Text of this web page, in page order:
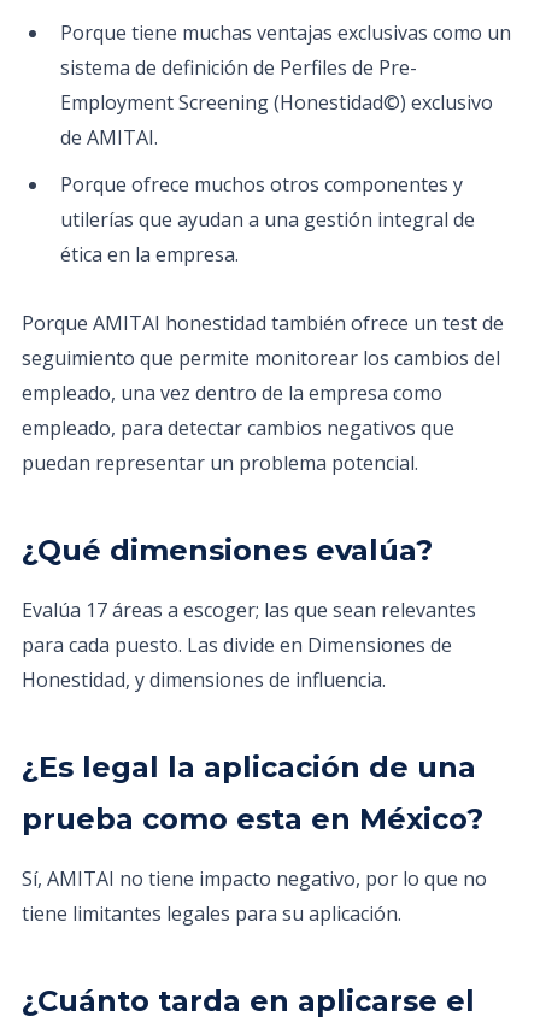
Porque tiene muchas ventajas exclusivas como un
sistema de definición de Perfiles de Pre-
Employment Screening (Honestidad©) exclusivo
de AMITAI.
Porque ofrece muchos otros componentes y
utilerías que ayudan a una gestión integral de
ética en la empresa.
Porque AMITAI honestidad también ofrece un test de
seguimiento que permite monitorear los cambios del
empleado, una vez dentro de la empresa como
empleado, para detectar cambios negativos que
puedan representar un problema potencial.
¿Qué dimensiones evalúa?
Evalúa 17 áreas a escoger; las que sean relevantes
para cada puesto. Las divide en Dimensiones de
Honestidad, y dimensiones de influencia.
¿Es legal la aplicación de una
prueba como esta en México?
Sí, AMITAI no tiene impacto negativo, por lo que no
tiene limitantes legales para su aplicación.
¿Cuánto tarda en aplicarse el